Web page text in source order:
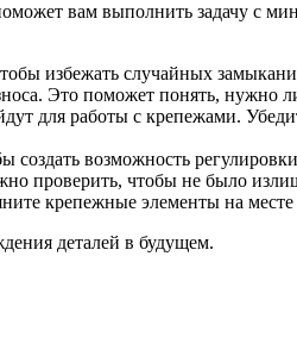
вам выполнить задачу с
избежать случайных
Это поможет понять, нужно
для работы с крепежами.
создать возможность
проверить, чтобы не было
крепежные элементы на
деталей в будущем.